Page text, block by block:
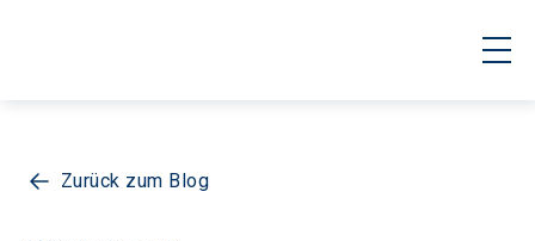
Zurück zum Blog